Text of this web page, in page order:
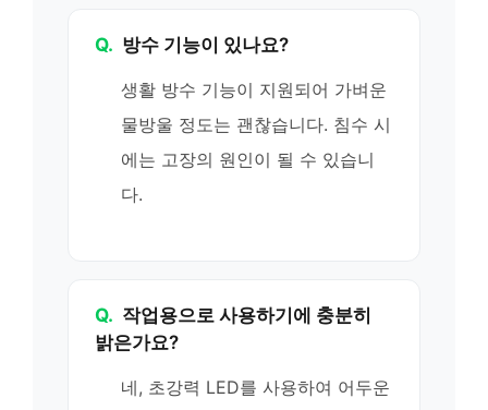
Q. 방수 기능이 있나요?
생활 방수 기능이 지원되어 가벼운
물방울 정도는 괜찮습니다. 침수 시
에는 고장의 원인이 될 수 있습니
다.
Q. 작업용으로 사용하기에 충분히
밝은가요?
네, 초강력 LED를 사용하여 어두운